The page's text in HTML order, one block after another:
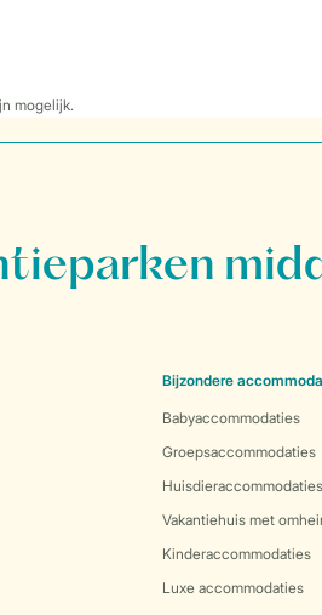
mogelijk.
Bijzondere
Babyaccommodaties
Groepsaccommodaties
Huisdieraccommodaties
Vakantiehuis met
Kinderaccommodaties
Luxe accommodaties